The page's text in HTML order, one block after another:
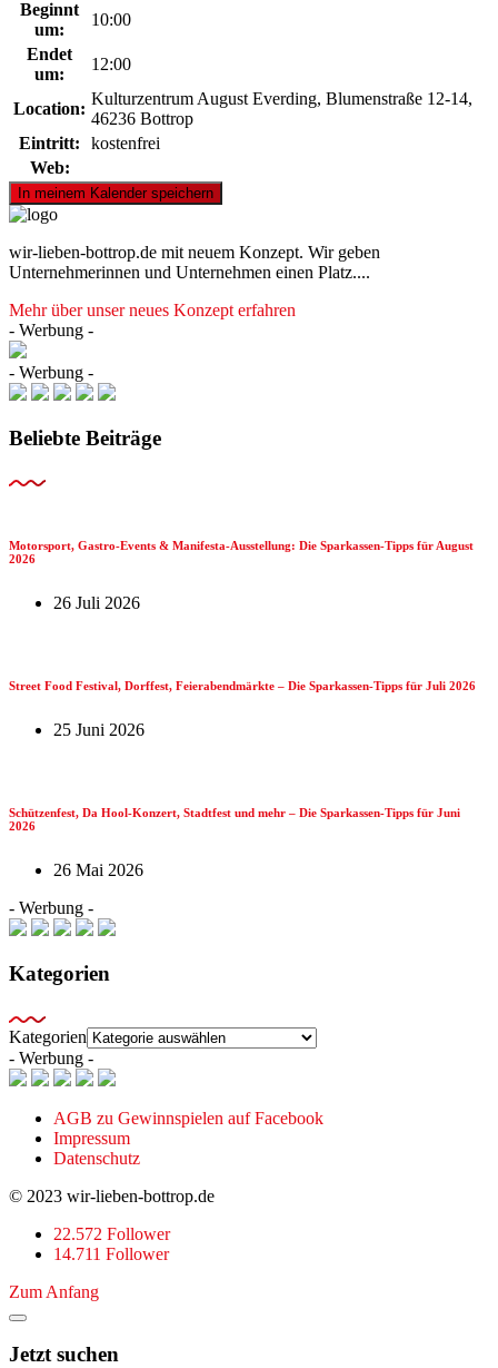
Beginnt
um:
10:00
Endet
um:
12:00
Location:
Kulturzentrum August Everding, Blumenstraße 12-14,
46236 Bottrop
Eintritt:
kostenfrei
Web:
wir-lieben-bottrop.de mit neuem Konzept. Wir geben
Unternehmerinnen und Unternehmen einen Platz....
Mehr über unser neues Konzept erfahren
- Werbung -
- Werbung -
Beliebte Beiträge
Motorsport, Gastro-Events & Manifesta-Ausstellung: Die Sparkassen-Tipps für August
2026
26 Juli 2026
Street Food Festival, Dorffest, Feierabendmärkte – Die Sparkassen-Tipps für Juli 2026
25 Juni 2026
Schützenfest, Da Hool-Konzert, Stadtfest und mehr – Die Sparkassen-Tipps für Juni
2026
26 Mai 2026
- Werbung -
Kategorien
Kategorien
- Werbung -
AGB zu Gewinnspielen auf Facebook
Impressum
Datenschutz
© 2023 wir-lieben-bottrop.de
22.572 Follower
14.711 Follower
Zum Anfang
Jetzt suchen